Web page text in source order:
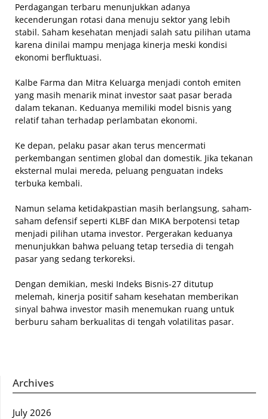
Perdagangan terbaru menunjukkan adanya
kecenderungan rotasi dana menuju sektor yang lebih
stabil. Saham kesehatan menjadi salah satu pilihan utama
karena dinilai mampu menjaga kinerja meski kondisi
ekonomi berfluktuasi.
Kalbe Farma dan Mitra Keluarga menjadi contoh emiten
yang masih menarik minat investor saat pasar berada
dalam tekanan. Keduanya memiliki model bisnis yang
relatif tahan terhadap perlambatan ekonomi.
Ke depan, pelaku pasar akan terus mencermati
perkembangan sentimen global dan domestik. Jika tekanan
eksternal mulai mereda, peluang penguatan indeks
terbuka kembali.
Namun selama ketidakpastian masih berlangsung, saham-
saham defensif seperti KLBF dan MIKA berpotensi tetap
menjadi pilihan utama investor. Pergerakan keduanya
menunjukkan bahwa peluang tetap tersedia di tengah
pasar yang sedang terkoreksi.
Dengan demikian, meski Indeks Bisnis-27 ditutup
melemah, kinerja positif saham kesehatan memberikan
sinyal bahwa investor masih menemukan ruang untuk
berburu saham berkualitas di tengah volatilitas pasar.
Archives
July 2026